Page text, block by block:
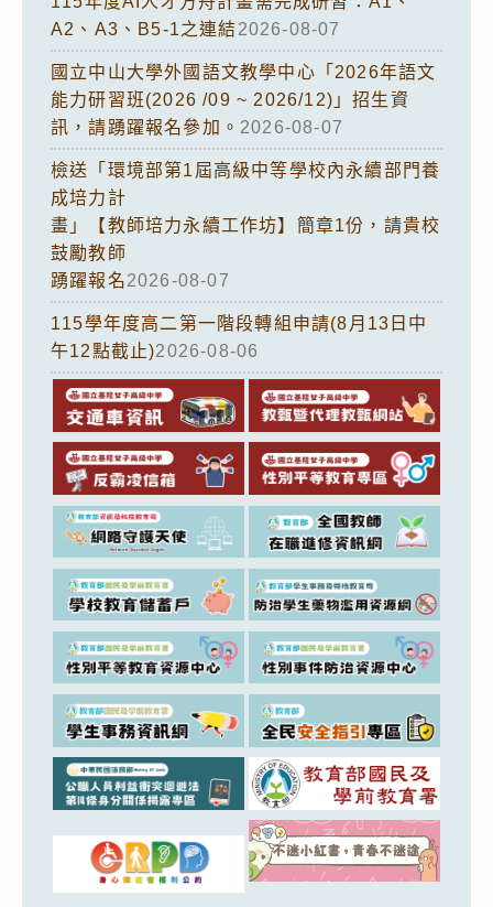
A2、A3、B5-1之連結2026-08-07
國立中山大學外國語文教學中心「2026年語文
能力研習班(2026 /09 ~ 2026/12)」招生資
訊，請踴躍報名參加。 2026-08-07
檢送「環境部第1屆高級中等學校內永續部門養
成培力計
畫」【教師培力永續工作坊】簡章1份，請貴校
鼓勵教師
踴躍報名2026-08-07
115學年度高二第一階段轉組申請(8月13日中
午12點截止)2026-08-06